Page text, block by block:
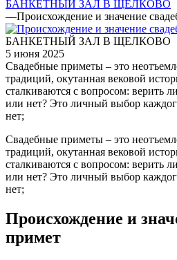
БАНКЕТНЫЙ ЗАЛ В ЩЕЛКОВО
—Происхождение и значение
БАНКЕТНЫЙ ЗАЛ В ЩЕЛКОВО
5 июня 2025
Свадебные приметы – это
традиций, окутанная вековой
сталкиваются с вопросом: верить
или нет? Это личный выбор
нет;
Свадебные приметы – это
традиций, окутанная вековой
сталкиваются с вопросом: верить
или нет? Это личный выбор
нет;
Происхождение и
примет